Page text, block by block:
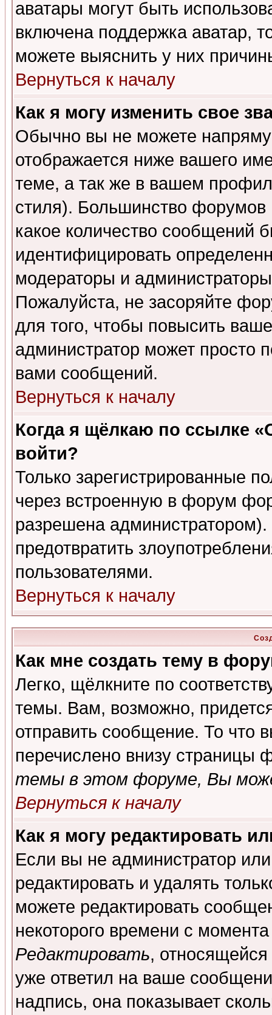
аватары могут быть
включена поддержка аватар,
можете выяснить у них
Вернуться к началу
Как я могу изменить свое
Обычно вы не можете
отображается ниже вашего
теме, а так же в вашем
стиля). Большинство форумов
какое количество сообщений
идентифицировать
модераторы и
Пожалуйста, не засоряйте
для того, чтобы повысить
администратор может просто
вами сообщений.
Вернуться к началу
Когда я щёлкаю по ссылке
войти?
Только зарегистрированные
через встроенную в форум
разрешена
предотвратить
пользователями.
Вернуться к началу
Как мне создать тему в
Легко, щёлкните по
темы. Вам, возможно,
отправить сообщение. То что
перечислено внизу страницы
темы в этом форуме, Вы
Вернуться к началу
Как я могу редактировать
Если вы не администратор
редактировать и удалять
можете редактировать
некоторого времени с
Редактировать,
уже ответил на ваше
надпись, она показывает